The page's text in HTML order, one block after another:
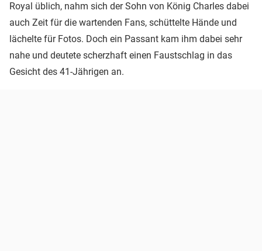
Royal üblich, nahm sich der Sohn von König Charles dabei
auch Zeit für die wartenden Fans, schüttelte Hände und
lächelte für Fotos. Doch ein Passant kam ihm dabei sehr
nahe und deutete scherzhaft einen Faustschlag in das
Gesicht des 41-Jährigen an.